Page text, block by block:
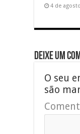
4 de
Deixe um
O seu
são